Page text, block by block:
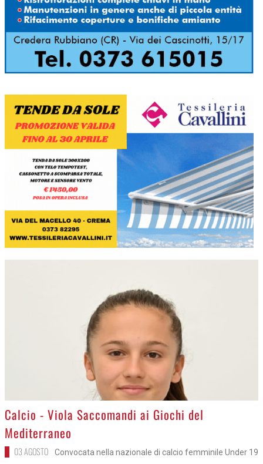
>
Calcio - Viola Saccomandi ai Giochi del
Mediterraneo
03 AGOSTO Convocata nella nazionale di calcio femminile Under 19